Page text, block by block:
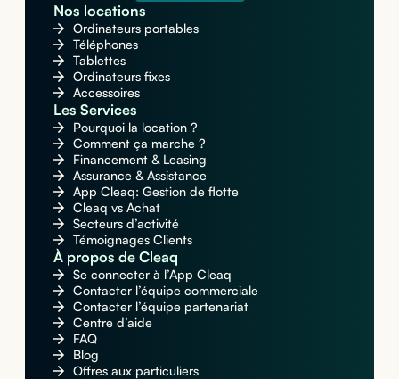
Nos locations
Ordinateurs portables
Téléphones
Tablettes
Ordinateurs fixes
Accessoires
Les Services
Pourquoi la location ?
Comment ça marche ?
Financement & Leasing
Assurance & Assistance
App Cleaq: Gestion de flotte
Cleaq vs Achat
Secteurs d’activité
Témoignages Clients
À propos de Cleaq
Se connecter à l’App Cleaq
Contacter l’équipe commerciale
Contacter l’équipe partenariat
Centre d’aide
FAQ
Blog
Offres aux particuliers